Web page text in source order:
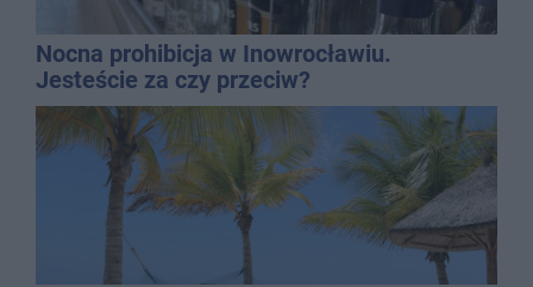
Nocna prohibicja w Inowrocławiu.
Jesteście za czy przeciw?